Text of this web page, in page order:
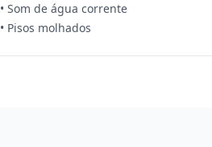
• Som de água corrente
• Pisos molhados